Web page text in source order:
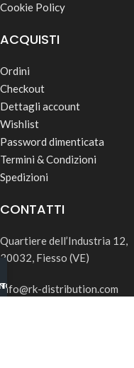
Cookie Policy
ACQUISTI
Ordini
Checkout
Dettagli account
Wishlist
Password dimenticata
Termini & Condizioni
Spedizioni
CONTATTI
Quartiere dell’Industria 12,
30032, Fiesso (VE)
info@rk-distribution.com
B2B